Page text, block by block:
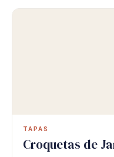
TAPAS
Croquetas de